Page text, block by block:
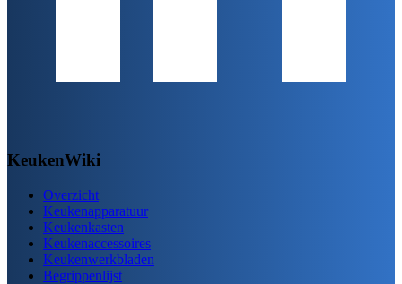
KeukenWiki
Overzicht
Keukenapparatuur
Keukenkasten
Keukenaccessoires
Keukenwerkbladen
Begrippenlijst